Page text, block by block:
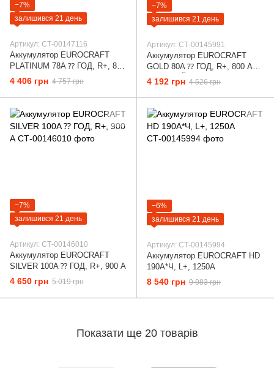
−7%
залишився 21 день
Артикул: СТ-00147116
Аккумулятор EUROCRAFT
PLATINUM 78A ⁇ ГОД, R+, 800
А
4 406 грн 4 757 грн
−7%
залишився 21 день
Артикул: СТ-00145991
Аккумулятор EUROCRAFT
GOLD 80A ⁇ ГОД, R+, 800 А
(НИЗЬКИЙ)
4 192 грн 4 526 грн
−7%
залишився 21 день
Артикул: СТ-00146010
Аккумулятор EUROCRAFT
SILVER 100A ⁇ ГОД, R+, 900 А
4 650 грн 5 019 грн
−6%
залишився 21 день
Артикул: СТ-00145994
Аккумулятор EUROCRAFT HD
190A*Ч, L+, 1250А
8 540 грн 9 083 грн
Показати ще 20 товарів